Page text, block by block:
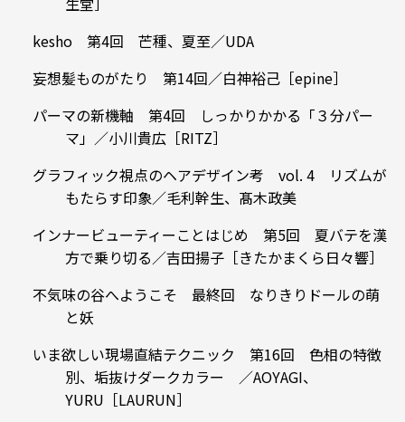
kesho 第4回 芒種、夏至／UDA
妄想髪ものがたり 第14回／白神裕己［epine］
パーマの新機軸 第4回 しっかりかかる「３分パー
マ」／小川貴広［RITZ］
グラフィック視点のヘアデザイン考 vol. 4 リズムが
もたらす印象／毛利幹生、髙木政美
インナービューティーことはじめ 第5回 夏バテを漢
方で乗り切る／吉田揚子［きたかまくら日々響］
不気味の谷へようこそ 最終回 なりきりドールの萌
と妖
いま欲しい現場直結テクニック 第16回 色相の特徴
別、垢抜けダークカラー ／AOYAGI、
YURU［LAURUN］